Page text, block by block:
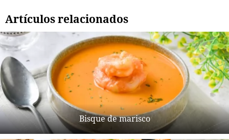
Artículos relacionados
Bisque de marisco